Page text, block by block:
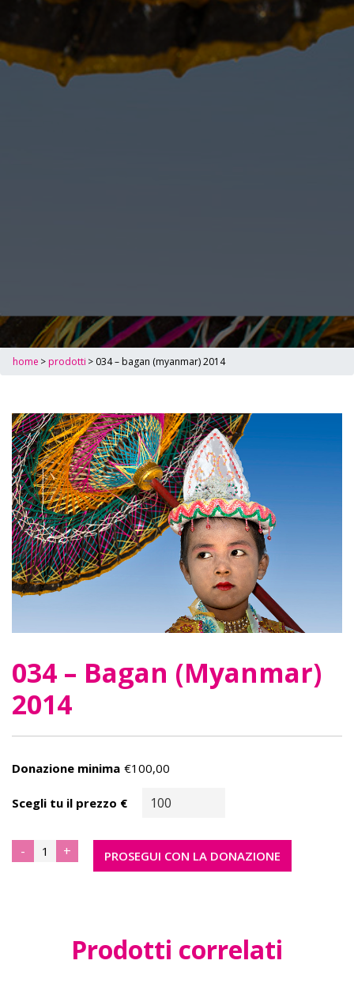
home > prodotti > 034 – bagan (myanmar) 2014
034 – Bagan (Myanmar)
2014
Donazione minima €100,00
Scegli tu il prezzo €
- 034 + PROSEGUI CON LA DONAZIONE
Prodotti correlati